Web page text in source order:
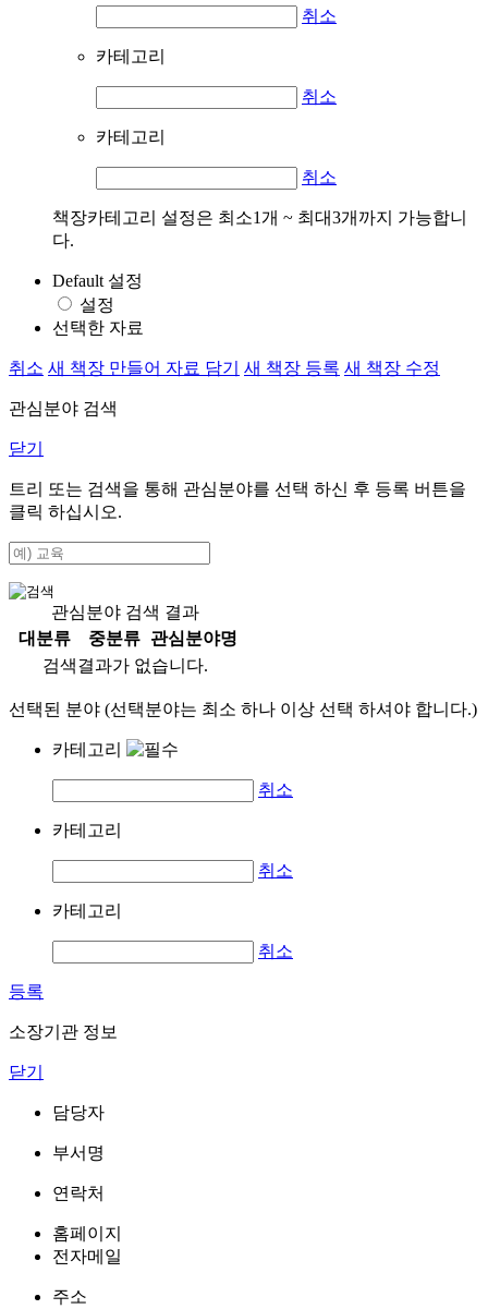
취소
카테고리
취소
카테고리
취소
책장카테고리 설정은 최소1개 ~ 최대3개까지 가능합니
다.
Default 설정
설정
선택한 자료
취소 새 책장 만들어 자료 담기 새 책장 등록 새 책장 수정
관심분야 검색
닫기
트리 또는 검색을 통해 관심분야를 선택 하신 후 등록 버튼을
클릭 하십시오.
관심분야 검색 결과
대분류
중분류
관심분야명
검색결과가 없습니다.
선택된 분야 (선택분야는 최소 하나 이상 선택 하셔야 합니다.)
카테고리
취소
카테고리
취소
카테고리
취소
등록
소장기관 정보
닫기
담당자
부서명
연락처
홈페이지
전자메일
주소